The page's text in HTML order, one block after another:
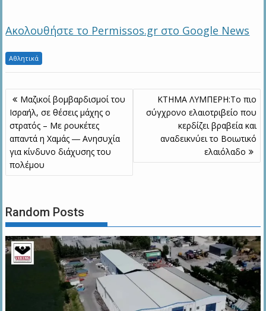
Ακολουθήστε το Permissos.gr στο Google News
Αθλητικά
Πλοήγηση
άρθρων
Μαζικοί βομβαρδισμοί του
Ισραήλ, σε θέσεις μάχης ο
στρατός – Με ρουκέτες
απαντά η Χαμάς ― Ανησυχία
για κίνδυνο διάχυσης του
πολέμου
ΚΤΗΜΑ ΛΥΜΠΕΡΗ:Το πιο
σύγχρονο ελαιοτριβείο που
κερδίζει βραβεία και
αναδεικνύει το Βοιωτικό
ελαιόλαδο
Random Posts